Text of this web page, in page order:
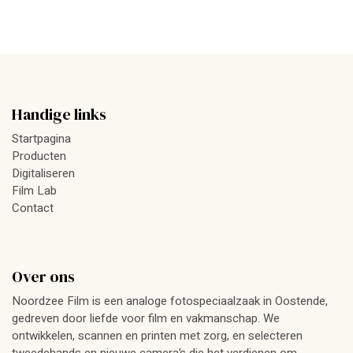
Handige links
Startpagina
Producten
Digitaliseren
Film Lab
Contact
Over ons
Noordzee Film is een analoge fotospeciaalzaak in Oostende,
gedreven door liefde voor film en vakmanschap. We
ontwikkelen, scannen en printen met zorg, en selecteren